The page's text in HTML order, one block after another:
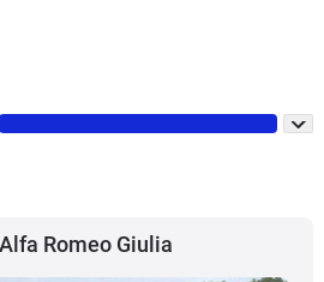
Romeo Giulia